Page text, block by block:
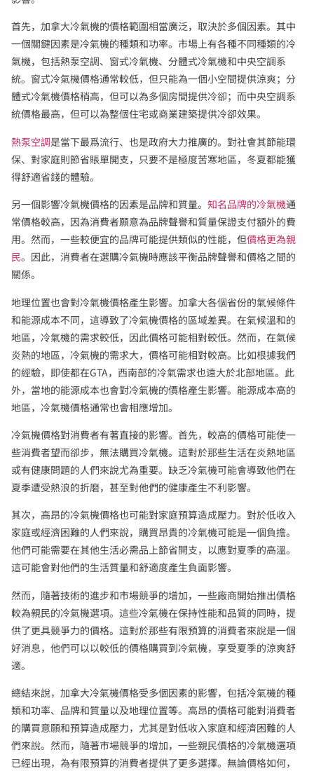
首先，加拿大冷氣機的價格範圍相當廣泛，取決於多個因素。其中
一個關鍵因素是冷氣機的種類和功率。市場上有各種不同種類的冷
氣機，包括熱泵空調、窗式冷氣機、分體式冷氣機和中央空調系
統。窗式冷氣機價格通常較低，但只能為一個小空間提供涼爽；分
體式冷氣機價格稍高，但可以為多個房間提供冷卻；而中央空調系
統價格最高，但可以為整個住宅或商業建築提供冷卻效果。
熱泵空調是當下最爲流行、也是政府大力推廣的。對社會其節能環
保、對家庭則節省賬單開支，只要不是極度苦寒地區，冬夏都能獲
得舒適省錢的體驗。
另一個影響冷氣機價格的因素是品牌和質量。 知名品牌的冷氣機通
常價格較高，因為消費者願意為品牌聲譽和質量保證支付額外的費
用。然而，一些較便宜的品牌可能提供類似的性能，但價格更為親
民。因此，消費者在選購冷氣機時應該平衡品牌聲譽和價格之間的
關係。
地理位置也會對冷氣機價格產生影響。加拿大各個省份的氣候條件
和能源成本不同，這導致了冷氣機價格的區域差異。在氣候溫和的
地區，冷氣機的需求較低，因此價格可能相對較低。然而，在氣候
炎熱的地區，冷氣機的需求大，價格可能相對較高。比如根據我們
的經驗，即使都在GTA，西南部的冷氣需求也遠大於北部地區。此
外，當地的能源成本也會對冷氣機的價格產生影響。能源成本高的
地區，冷氣機價格通常也會相應增加。
冷氣機價格對消費者有著直接的影響。首先，較高的價格可能使一
些消費者望而卻步，無法購買冷氣機。這對於那些生活在炎熱地區
或有健康問題的人們來說尤為重要。缺乏冷氣機可能會導致他們在
夏季遭受熱浪的折磨，甚至對他們的健康產生不利影響。
其次，高昂的冷氣機價格也可能對家庭預算造成壓力。對於低收入
家庭或經濟困難的人們來說，購買昂貴的冷氣機可能是一個負擔。
他們可能需要在其他生活必需品上節省開支，以應對夏季的高溫。
這可能會對他們的生活質量和舒適度產生負面影響。
然而，隨著技術的進步和市場競爭的增加，一些廠商開始推出價格
較為親民的冷氣機選項。這些冷氣機在保持性能和品質的同時，提
供了更具競爭力的價格。這對於那些有限預算的消費者來說是一個
好消息，他們可以以較低的價格購買到冷氣機，享受夏季的涼爽舒
適。
總結來說，加拿大冷氣機價格受多個因素的影響，包括冷氣機的種
類和功率、品牌和質量以及地理位置等。高昂的價格可能對消費者
的購買意願和預算造成壓力，尤其是對低收入家庭和經濟困難的人
們來說。然而，隨著市場競爭的增加，一些親民價格的冷氣機選項
已經出現，為有限預算的消費者提供了更多選擇。無論價格如何，